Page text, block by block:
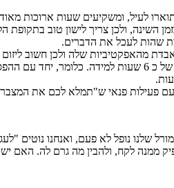
לעיל, ומשקיעים שעות ארוכות
השינה, ולכן צריך לישון טוב
שהות לעכל את הדברים.
מהאפקטיביות שלה ולכן חשוב
פעילות פנאי ש"תמלא לכם את
שלנו נופל לא פעם, ואנחנו נוטים
ממנה לקח, ולהבין מה גרם לה.